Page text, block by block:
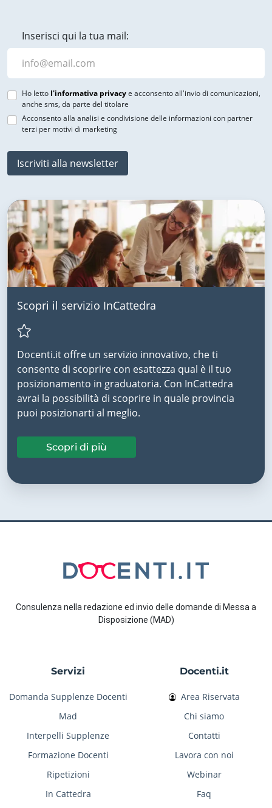
Inserisci qui la tua mail:
Ho letto l'informativa privacye acconsento all'invio di comunicazioni,
anche sms, da parte del titolare
Acconsento alla analisi e condivisione delle informazioni con partner
terzi per motivi di marketing
Iscriviti alla newsletter
Scopri il servizio InCattedra
Docenti.it offre un servizio innovativo, che ti
consente di scoprire con esattezza qual è il tuo
posizionamento in graduatoria. Con InCattedra
avrai la possibilità di scoprire in quale provincia
puoi posizionarti al meglio.
Scopri di più
Consulenza nella redazione ed invio delle domande di Messa a
Disposizione (MAD)
Servizi
Domanda Supplenze Docenti
Mad
Interpelli Supplenze
Formazione Docenti
Ripetizioni
In Cattedra
Docenti.it
Area Riservata
Chi siamo
Contatti
Lavora con noi
Webinar
Faq